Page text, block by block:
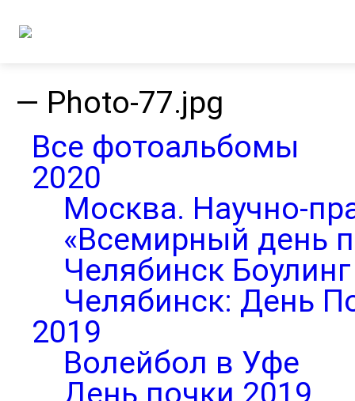
— Photo-77.jpg
Все фотоальбомы
2020
Москва. Научно-
«Всемирный день
Челябинск
Челябинск: День
2019
Волейбол в Уфе